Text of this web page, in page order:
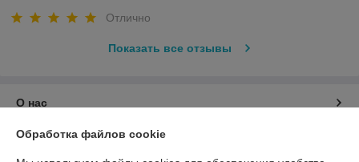
Отлично
Показать все отзывы
О нас
Контакты
Обработка файлов cookie